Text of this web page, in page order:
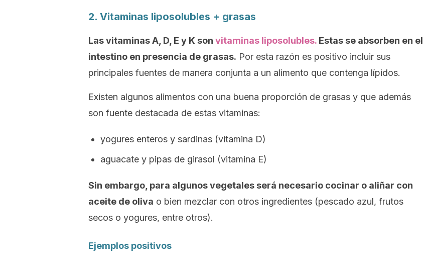
2. Vitaminas liposolubles + grasas
Las vitaminas A, D, E y K son vitaminas liposolubles. Estas se absorben en el
intestino en presencia de grasas. Por esta razón es positivo incluir sus
principales fuentes de manera conjunta a un alimento que contenga lípidos.
Existen algunos alimentos con una buena proporción de grasas y que además
son fuente destacada de estas vitaminas:
yogures enteros y sardinas (vitamina D)
aguacate y pipas de girasol (vitamina E)
Sin embargo, para algunos vegetales será necesario cocinar o aliñar con
aceite de oliva o bien mezclar con otros ingredientes (pescado azul, frutos
secos o yogures, entre otros).
Ejemplos positivos